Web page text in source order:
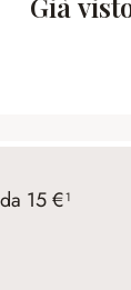
15 €¹